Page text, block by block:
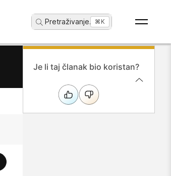
Pretraživanje... ⌘K
Je li taj članak bio koristan?